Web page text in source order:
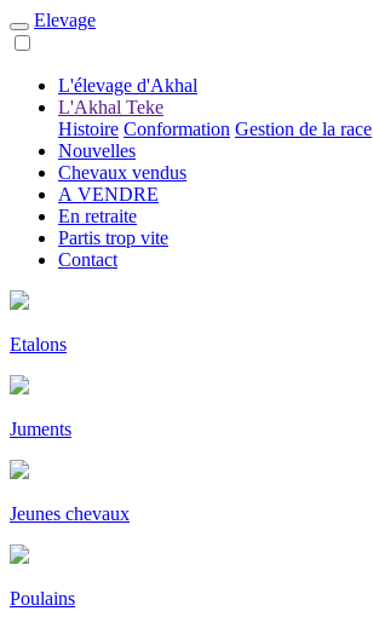
Elevage
L'élevage d'Akhal
L'Akhal Teke
Histoire Conformation Gestion de la race
Nouvelles
Chevaux vendus
A VENDRE
En retraite
Partis trop vite
Contact
Etalons
Juments
Jeunes chevaux
Poulains